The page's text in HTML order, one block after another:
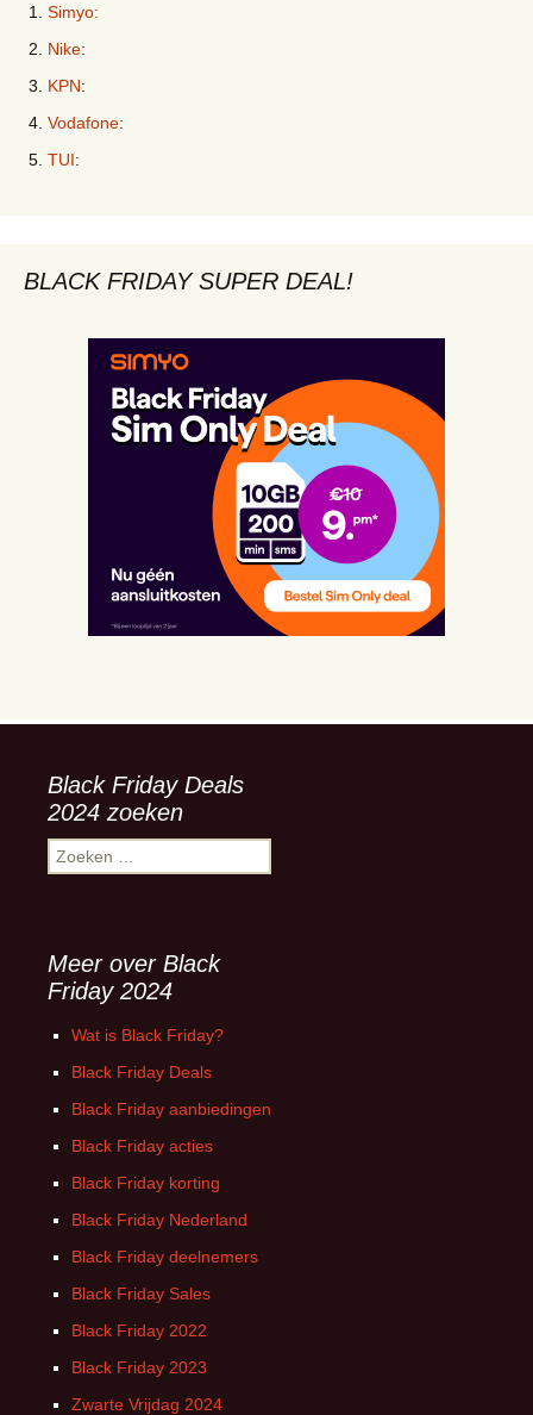
Simyo:
Nike:
KPN:
Vodafone:
TUI:
BLACK FRIDAY SUPER DEAL!
Black Friday Deals
2024 zoeken
Zoeken
naar:
Meer over Black
Friday 2024
Wat is Black Friday?
Black Friday Deals
Black Friday aanbiedingen
Black Friday acties
Black Friday korting
Black Friday Nederland
Black Friday deelnemers
Black Friday Sales
Black Friday 2022
Black Friday 2023
Zwarte Vrijdag 2024